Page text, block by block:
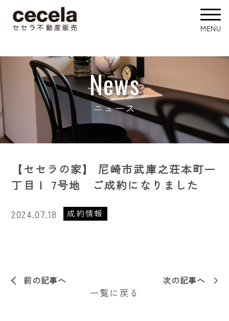
News
ニュース
【セセラの家】 尼崎市武庫之荘本町一
丁目Ⅰ 7号地 ご成約になりました
2024.07.18 成約情報
前の記事へ 次の記事へ
一覧に戻る